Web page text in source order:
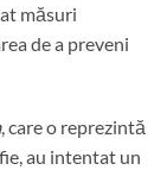
măsuri
de a preveni
, care o reprezintă
au intentat un